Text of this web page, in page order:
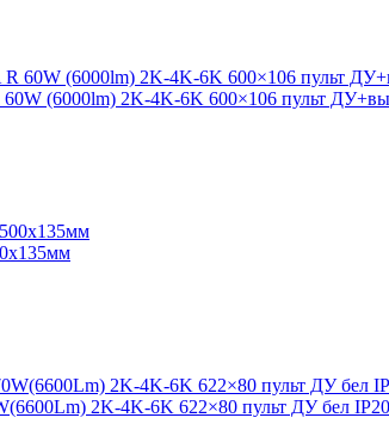
60W (6000lm) 2K-4K-6K 600×106 пульт
2K-4K-6K 622×80 пульт ДУ бел IP20